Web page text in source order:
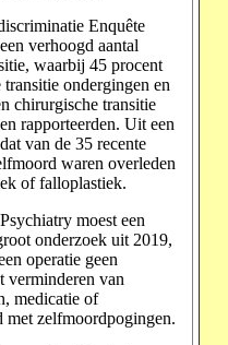
Enquête
verhoogd aantal
waarbij 45 procent
ondergingen en
chirurgische transitie
rapporteerden. Uit een
van de 35 recente
waren overleden
of falloplastiek.
moest een
onderzoek uit 2019,
operatie geen
verminderen van
medicatie of
met zelfmoordpogingen.